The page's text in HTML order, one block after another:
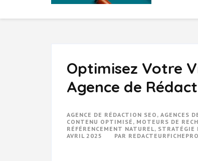
Optimisez Votre
Agence de
AGENCE DE RÉDACTION SEO , AGENCES
CONTENU OPTIMISÉ , MOTEURS DE
RÉFÉRENCEMENT NATUREL, STRATÉGIE
AVRIL 2025
PAR